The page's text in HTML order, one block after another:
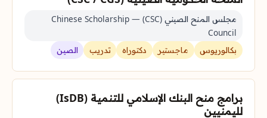
مجلس المنح الصيني (CSC) — Chinese Scholarship
Council
بكالوريوس
ماجستير دكتوراه تدريب الصين
برامج منح البنك الإسلامي للتنمية (IsDB)
لليمنيين